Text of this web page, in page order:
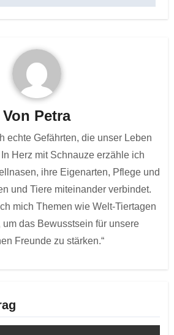
Von Petra
echte Gefährten, die unser Leben
Herz mit Schnauze erzähle ich
ihre Eigenarten, Pflege und
und Tiere miteinander verbindet.
mich Themen wie Welt-Tiertagen
um das Bewusstsein für unsere
Freunde zu stärken.“